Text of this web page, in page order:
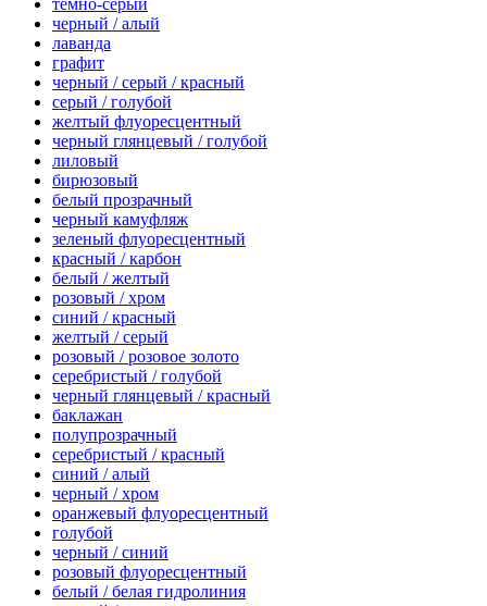
темно-серый
черный / алый
лаванда
графит
черный / серый / красный
серый / голубой
желтый флуоресцентный
черный глянцевый / голубой
лиловый
бирюзовый
белый прозрачный
черный камуфляж
зеленый флуоресцентный
красный / карбон
белый / желтый
розовый / хром
синий / красный
желтый / серый
розовый / розовое золото
серебристый / голубой
черный глянцевый / красный
баклажан
полупрозрачный
серебристый / красный
синий / алый
черный / хром
оранжевый флуоресцентный
голубой
черный / синий
розовый флуоресцентный
белый / белая гидролиния